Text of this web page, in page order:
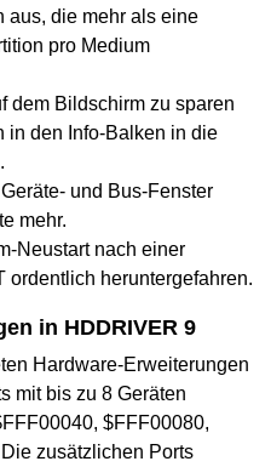
aus, die mehr als eine
pro Medium
dem Bildschirm zu sparen
in den Info-Balken in die
und Bus-Fenster
mehr.
Neustart nach einer
ordentlich heruntergefahren.
in HDDRIVER 9
Hardware-Erweiterungen
mit bis zu 8 Geräten
$FFF00080,
zusätzlichen Ports